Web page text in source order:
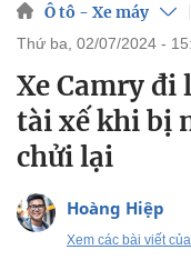
Ô tô - Xe máy
thứ ba, 02/07/2024 -
Xe Camry đi
tài xế khi bị
chửi lại
Hoàng Hiệp
Xem các bài viết